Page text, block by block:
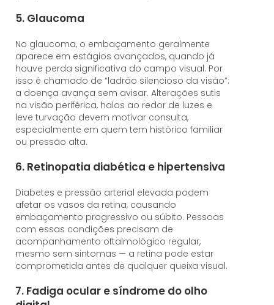
5. Glaucoma
No glaucoma, o embaçamento geralmente
aparece em estágios avançados, quando já
houve perda significativa do campo visual. Por
isso é chamado de “ladrão silencioso da visão”:
a doença avança sem avisar. Alterações sutis
na visão periférica, halos ao redor de luzes e
leve turvação devem motivar consulta,
especialmente em quem tem histórico familiar
ou pressão alta.
6. Retinopatia diabética e hipertensiva
Diabetes e pressão arterial elevada podem
afetar os vasos da retina, causando
embaçamento progressivo ou súbito. Pessoas
com essas condições precisam de
acompanhamento oftalmológico regular,
mesmo sem sintomas — a retina pode estar
comprometida antes de qualquer queixa visual.
7. Fadiga ocular e síndrome do olho